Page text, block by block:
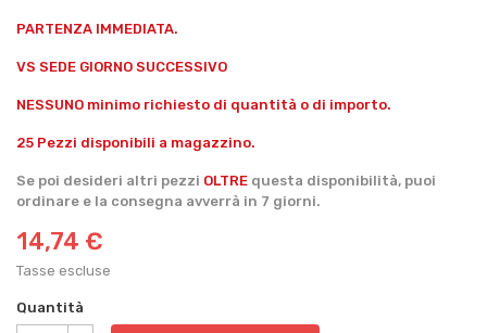
PARTENZA IMMEDIATA.
VS SEDE GIORNO SUCCESSIVO
NESSUNO minimo richiesto di quantità o di importo.
25 Pezzi disponibili a magazzino.
Se poi desideri altri pezzi OLTRE questa disponibilità, puoi
ordinare e la consegna avverrà in 7 giorni.
14,74 €
Tasse escluse
Quantità